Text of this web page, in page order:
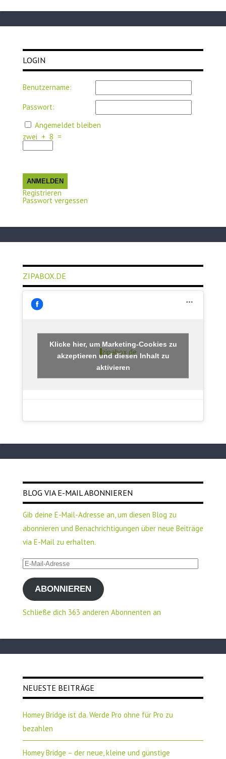
LOGIN
Benutzername:
Passwort:
Angemeldet bleiben
zwei + 8 =
ANMELDEN
Registrieren
Passwort vergessen
ZIPABOX.DE
zipabox.de
Klicke hier, um Marketing-Cookies zu
akzeptieren und diesen Inhalt zu
aktivieren
BLOG VIA E-MAIL ABONNIEREN
Gib deine E-Mail-Adresse an, um diesen Blog zu
abonnieren und Benachrichtigungen über neue Beiträge
via E-Mail zu erhalten.
E-
Mail-
AdresseABONNIEREN
Schließe dich 363 anderen Abonnenten an
NEUESTE BEITRÄGE
Homey Bridge ist da. Werde Pro ohne für Pro zu
bezahlen
Homey Bridge – der neue, kleine und günstige